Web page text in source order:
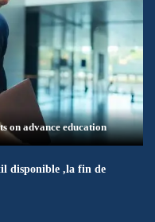
on advance education
disponible ,la fin de